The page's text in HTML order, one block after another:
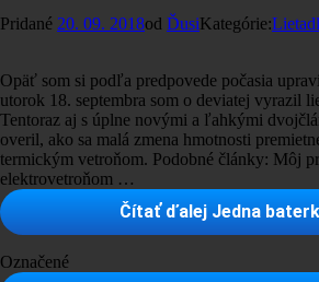
Pridané 20. 09. 2018od ĎusiKategórie:
Opäť som si podľa predpovede počasia
utorok 18. septembra som o deviatej vyrazil
Tentoraz aj s úplne novými a ľahkými
overil, ako sa malá zmena hmotnosti
termickým vetroňom. Podobné články: Môj
elektrovetroňom …
Čítať ďalej Jedna
Označené